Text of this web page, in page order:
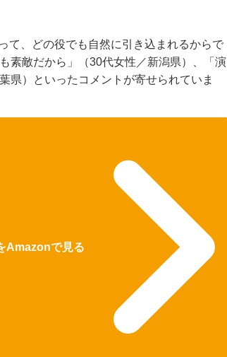
て、どの役でも自然に引き込まれるからで
素敵だから」（30代女性／新潟県）、「演
県）といったコメントが寄せられていま
Amazonで見る